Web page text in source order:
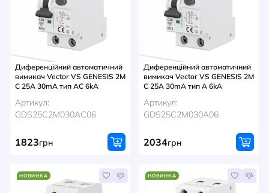
Диференційний автоматичний
вимикач Vector VS GENESIS 2M
C 25A 30mA тип AC 6kA
Артикул:
GDS25C2M030AC06
1823грн
Диференційний автоматичний
вимикач Vector VS GENESIS 2M
C 25A 30mA тип A 6kA
Артикул:
GDS25C2M030A06
2034грн
НОВИНКА НОВИНКА